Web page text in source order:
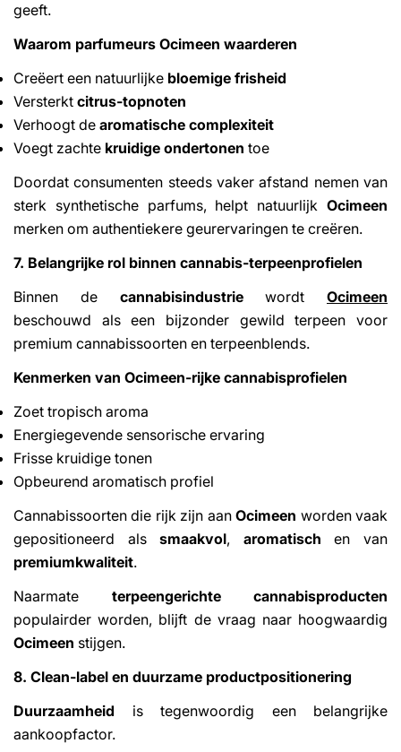
geeft.
Waarom parfumeurs Ocimeen waarderen
Creëert een natuurlijke bloemige frisheid
Versterkt citrus-topnoten
Verhoogt de aromatische complexiteit
Voegt zachte kruidige ondertonen toe
Doordat consumenten steeds vaker afstand nemen van
sterk synthetische parfums, helpt natuurlijk Ocimeen
merken om authentiekere geurervaringen te creëren.
7. Belangrijke rol binnen cannabis-terpeenprofielen
Binnen de cannabisindustriewordt Ocimeen
beschouwd als een bijzonder gewild terpeen voor
premium cannabissoorten en terpeenblends.
Kenmerken van Ocimeen-rijke cannabisprofielen
Zoet tropisch aroma
Energiegevende sensorische ervaring
Frisse kruidige tonen
Opbeurend aromatisch profiel
Cannabissoorten die rijk zijn aanOcimeen worden vaak
gepositioneerd alssmaakvol, aromatisch en van
premiumkwaliteit.
Naarmate terpeengerichte cannabisproducten
populairder worden, blijft de vraag naar hoogwaardig
Ocimeen stijgen.
8. Clean-label en duurzame productpositionering
Duurzaamheid is tegenwoordig een belangrijke
aankoopfactor.